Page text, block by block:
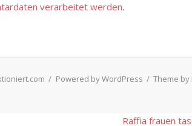
verarbeitet werden.
/ Powered by WordPress / Theme by
Raffia frauen